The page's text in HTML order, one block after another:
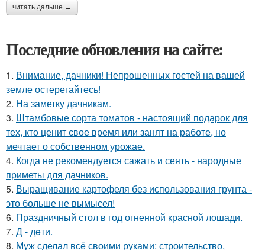
читать дальше →
Последние обновления на сайте:
1. Внимание, дачники! Непрошенных гостей на вашей
земле остерегайтесь!
2. На заметку дачникам.
3. Штамбовые сорта томатов - настоящий подарок для
тех, кто ценит свое время или занят на работе, но
мечтает о собственном урожае.
4. Когда не рекомендуется сажать и сеять - народные
приметы для дачников.
5. Выращивание картофеля без использования грунта -
это больше не вымысел!
6. Праздничный стол в год огненной красной лошади.
7. Д - дeти.
8. Муж сделал всё своими руками: строительство,